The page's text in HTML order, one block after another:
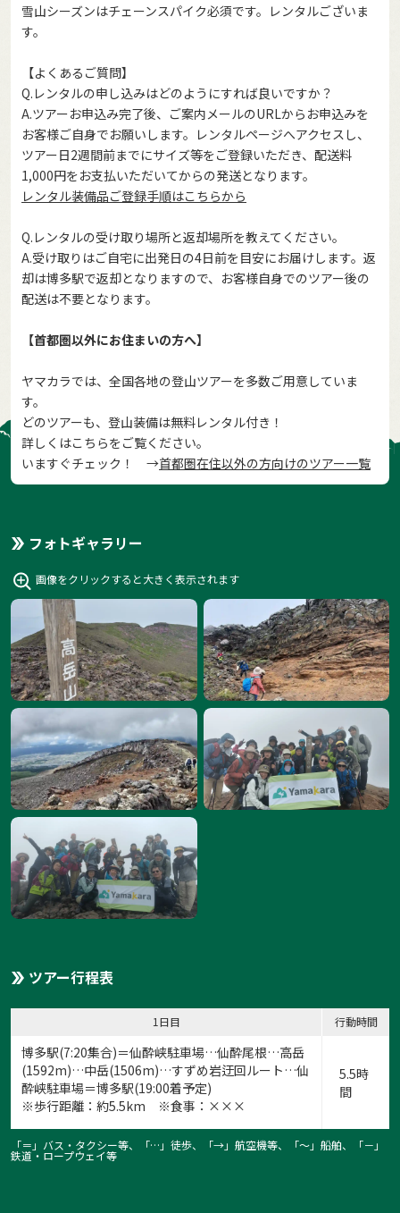
雪山シーズンはチェーンスパイク必須です。レンタルございま
す。
【よくあるご質問】
Q.レンタルの申し込みはどのようにすれば良いですか？
A.ツアーお申込み完了後、ご案内メールのURLからお申込みを
お客様ご自身でお願いします。レンタルページへアクセスし、
ツアー日2週間前までにサイズ等をご登録いただき、配送料
1,000円をお支払いただいてからの発送となります。
レンタル装備品ご登録手順はこちらから
Q.レンタルの受け取り場所と返却場所を教えてください。
A.受け取りはご自宅に出発日の4日前を目安にお届けします。返
却は博多駅で返却となりますので、お客様自身でのツアー後の
配送は不要となります。
【首都圏以外にお住まいの方へ】
ヤマカラでは、全国各地の登山ツアーを多数ご用意していま
す。
どのツアーも、登山装備は無料レンタル付き！
詳しくはこちらをご覧ください。
いますぐチェック！ →首都圏在住以外の方向けのツアー一覧
フォトギャラリー
画像をクリックすると大きく表示されます
ツアー行程表
1日目 行動時間
博多駅(7:20集合)＝仙酔峡駐車場…仙酔尾根…高岳
(1592m)…中岳(1506m)…すずめ岩迂回ルート…仙
酔峡駐車場＝博多駅(19:00着予定)
※歩行距離：約5.5km ※食事：×××
5.5時
間
「＝」バス・タクシー等、「…」徒歩、「→」航空機等、「〜」船舶、「－」
鉄道・ロープウェイ等